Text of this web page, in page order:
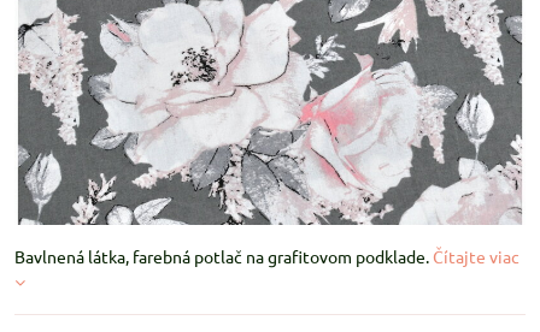
Bavlnená látka, farebná potlač na grafitovom podklade. Čítajte viac